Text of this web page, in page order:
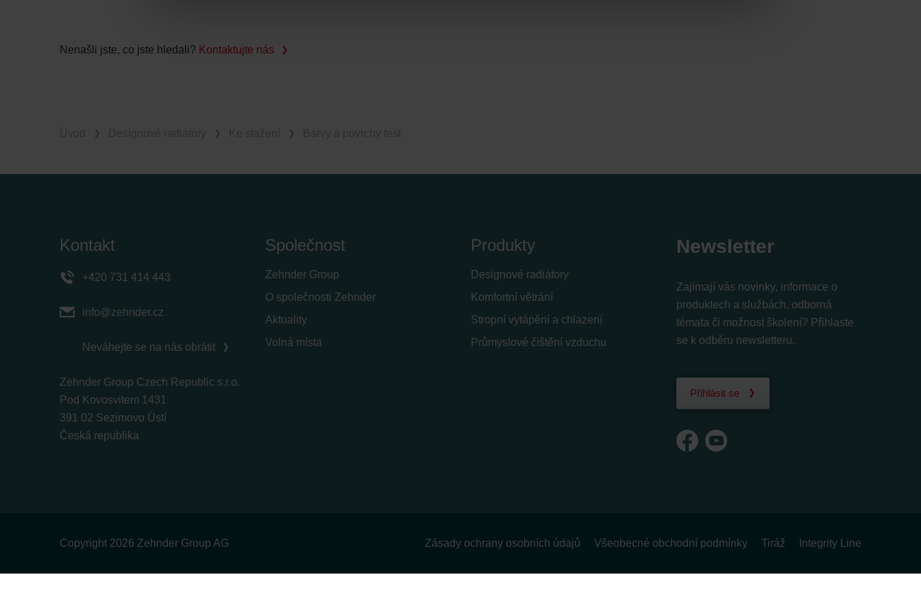
Zehnder Group België nv/sa: Déclarations de confidentialité
Zehnder Group İç Mekan İklimlendirme Sanayi ve Ticaret Limitet Şirketi: Web Sitesi Çerezleri
Nenašli jste, co jste hledali? Kontaktujte nás
Kontakt
+420 731 414 443
info@zehnder.cz
Neváhejte se na nás obrátit
Zehnder Group Czech Republic s.r.o.
Pod Kovosvitem 1431
391 02 Sezimovo Ústí
Česká republika
Společnost
Zehnder Group
O společnosti Zehnder
Aktuality
Volná místa
Produkty
Designové radiátory
Komfortní větrání
Stropní vytápění a chlazení
Průmyslové čištění vzduchu
Newsletter
Zajímají vás novinky, informace o
produktech a službách, odborná
témata či možnost školení? Přihlaste
se k odběru newsletteru.
Přihlásit se
Copyright 2026 Zehnder Group AG Zásady ochrany osobních údajů Všeobecné obchodní podmínky Tiráž Integrity Line